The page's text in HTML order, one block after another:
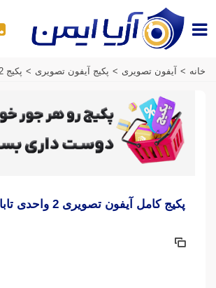
خانه > آیفون تصویری > پکیج آیفون تصویری > پکیج 2 واحدی آیفون تصویری
پکیج کامل آیفون تصویری 2 واحدی تابا TVD-1040M